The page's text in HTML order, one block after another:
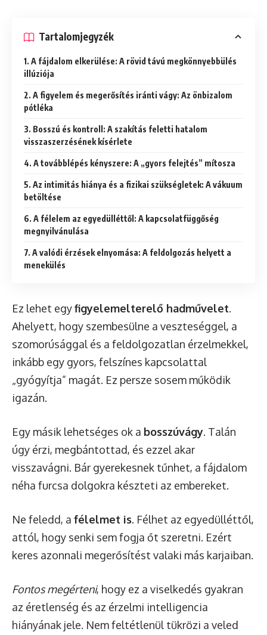
Tartalomjegyzék
1. A fájdalom elkerülése: A rövid távú megkönnyebbülés
illúziója
2. A figyelem és megerősítés iránti vágy: Az önbizalom
pótléka
3. Bosszú és kontroll: A szakítás feletti hatalom
visszaszerzésének kísérlete
4. A továbblépés kényszere: A „gyors felejtés” mítosza
5. Az intimitás hiánya és a fizikai szükségletek: A vákuum
betöltése
6. A félelem az egyedülléttől: A kapcsolatfüggőség
megnyilvánulása
7. A valódi érzések elnyomása: A feldolgozás helyett a
menekülés
Ez lehet egyfigyelemelterelő hadművelet.
Ahelyett, hogy szembesülne a veszteséggel, a
szomorúsággal és a feldolgozatlan érzelmekkel,
inkább egy gyors, felszínes kapcsolattal
„gyógyítja” magát. Ez persze sosem működik
igazán.
Egy másik lehetséges ok a bosszúvágy. Talán
úgy érzi, megbántottad, és ezzel akar
visszavágni. Bár gyerekesnek tűnhet, a fájdalom
néha furcsa dolgokra készteti az embereket.
Ne feledd, a félelmet is. Félhet az egyedülléttől,
attól, hogy senki sem fogja őt szeretni. Ezért
keres azonnali megerősítést valaki más karjaiban.
Fontos megérteni, hogy ez a viselkedés gyakran
az éretlenség és az érzelmi intelligencia
hiányának jele. Nem feltétlenül tükrözi a veled